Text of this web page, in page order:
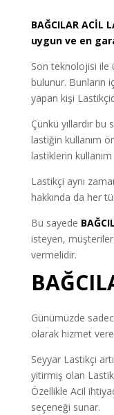
BAĞCILAR ACİL
uygun ve en
Son teknolojisi ile
bulunur. Bunların
yapan kişi
Çünkü yıllardır
lastiğin kullanım
lastiklerin
Lastikçi aynı
hakkında da her
Bu sayede
isteyen,
vermelidir.
Günümüzde
olarak hizmet
Seyyar Lastikçi
yitirmiş olan
Özellikle Acil
seçeneği sunar.